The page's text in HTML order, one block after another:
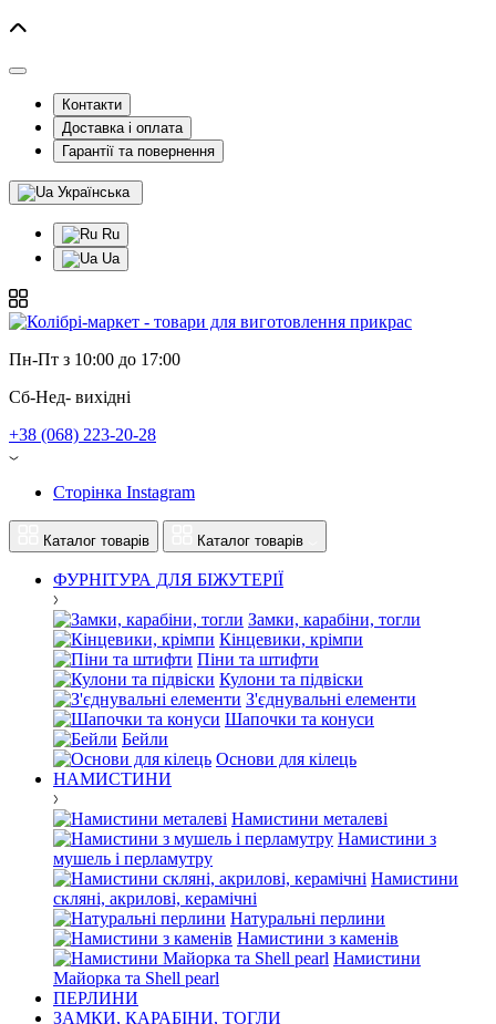
Контакти
Доставка і оплата
Гарантії та повернення
Українська
Ru
Ua
Пн-Пт з 10:00 до 17:00
Сб-Нед- вихідні
+38 (068) 223-20-28
Сторінка Instagram
Каталог товарів Каталог товарів
ФУРНІТУРА ДЛЯ БІЖУТЕРІЇ
Замки, карабіни, тогли
Кінцевики, крімпи
Піни та штифти
Кулони та підвіски
З'єднувальні елементи
Шапочки та конуси
Бейли
Основи для кілець
НАМИСТИНИ
Намистини металеві
Намистини з
мушель і перламутру
Намистини
скляні, акрилові, керамічні
Натуральні перлини
Намистини з каменів
Намистини
Майорка та Shell pearl
ПЕРЛИНИ
ЗАМКИ, КАРАБІНИ, ТОГЛИ